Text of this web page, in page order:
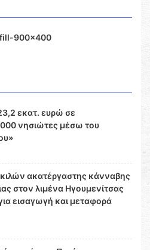
900x400
εκατ. ευρώ σε
νησιώτες μέσω του
ακατέργαστης κάνναβης
στον λιμένα Ηγουμενίτσας
εισαγωγή και μεταφορά